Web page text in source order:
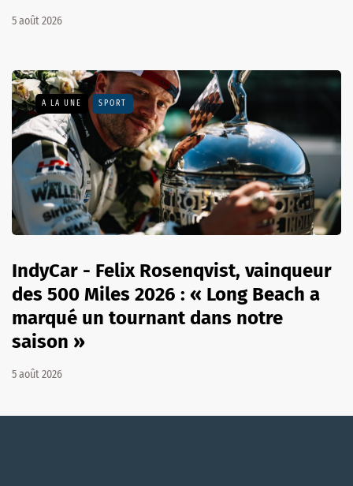
5 août 2026
A LA UNE SPORT
IndyCar - Felix Rosenqvist, vainqueur
des 500 Miles 2026 : « Long Beach a
marqué un tournant dans notre
saison »
5 août 2026